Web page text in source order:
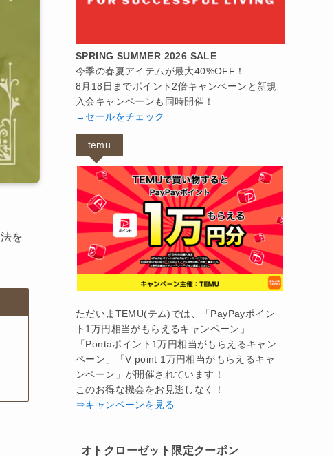
を
SPRING SUMMER 2026 SALE
今季の春夏アイテムが最大40%OFF！
8月18日までポイント2倍キャンペーンと新規
入会キャンペーンも同時開催！
→セールをチェック
temu
ただいまTEMU(テム)では、「PayPayポイン
ト1万円相当がもらえるキャンペーン」
「Pontaポイント1万円相当がもらえるキャン
ペーン」「V point 1万円相当がもらえるキャ
ンペーン」が開催されています！
このお得な機会をお見逃しなく！
⇒キャンペーンを見る
オトクローゼット限定クーポン